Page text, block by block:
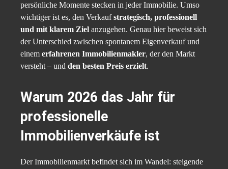
persönliche Momente stecken in jeder Immobilie. Umso
wichtiger ist es, den Verkaufstrategisch, professionell
und mit klarem Ziel anzugehen. Genau hier beweist sich
der Unterschied zwischen spontanem Eigenverkauf und
einem erfahrenen Immobilienmakler, der den Markt
versteht – und den besten Preis erzielt.
Warum 2026 das Jahr für
professionelle
Immobilienverkäufe ist
Der Immobilienmarkt befindet sich im Wandel: steigende